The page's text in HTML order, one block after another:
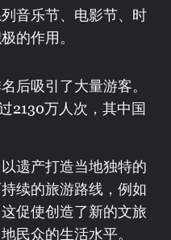
音乐节、电影节、时
的作用。
后吸引了大量游客。
2130万人次，其中国
遗产打造当地独特的
续的旅游路线，例如
促使创造了新的文旅
民众的生活水平。